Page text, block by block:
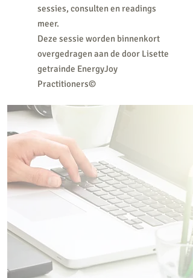
sessies, consulten en readings
meer.
Deze sessie worden binnenkort
overgedragen aan de door Lisette
getrainde EnergyJoy
Practitioners©